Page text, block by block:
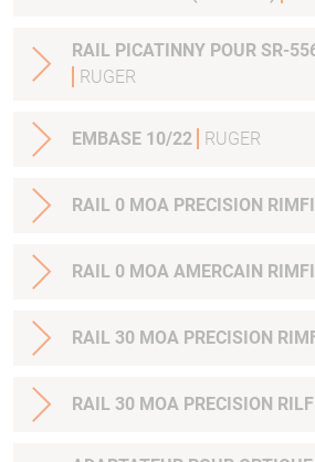
RAIL PICATINNY POUR SR-
RUGER
EMBASE 10/22 RUGER
RAIL 0 MOA PRECISION
RAIL 0 MOA AMERCAIN
RAIL 30 MOA PRECISION
RAIL 30 MOA PRECISION